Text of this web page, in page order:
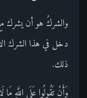
والشركُ هو أن يشرك
دخل في هذا الشرك
ذلك.
وَأَنْ تَقُولُوا عَلَى اللَّهِ مَا